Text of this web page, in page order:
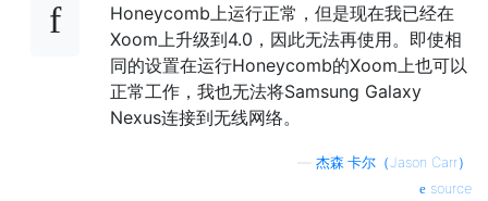
Honeycomb上运行正常，但是现在我已经在
Xoom上升级到4.0，因此无法再使用。即使相
同的设置在运行Honeycomb的Xoom上也可以
正常工作，我也无法将Samsung Galaxy
Nexus连接到无线网络。
杰森·卡尔（Jason Carr）
source